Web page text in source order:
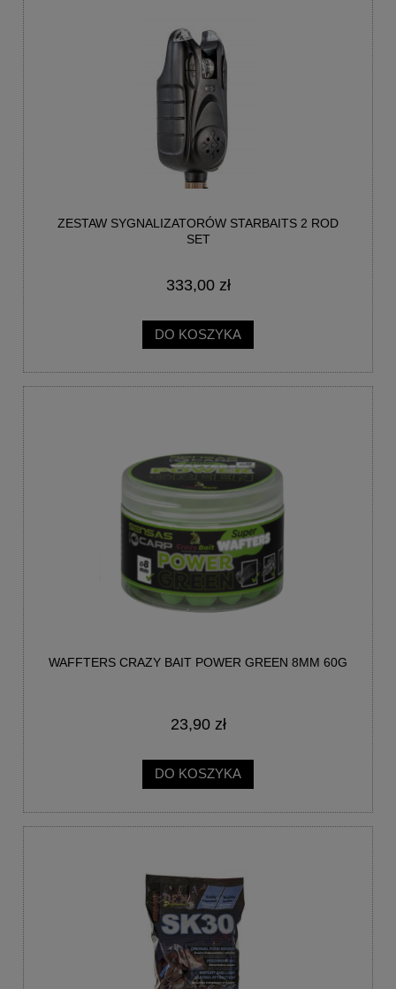
ZESTAW SYGNALIZATORÓW STARBAITS 2 ROD
SET
333,00 zł
DO KOSZYKA
WAFFTERS CRAZY BAIT POWER GREEN 8MM 60G
23,90 zł
DO KOSZYKA